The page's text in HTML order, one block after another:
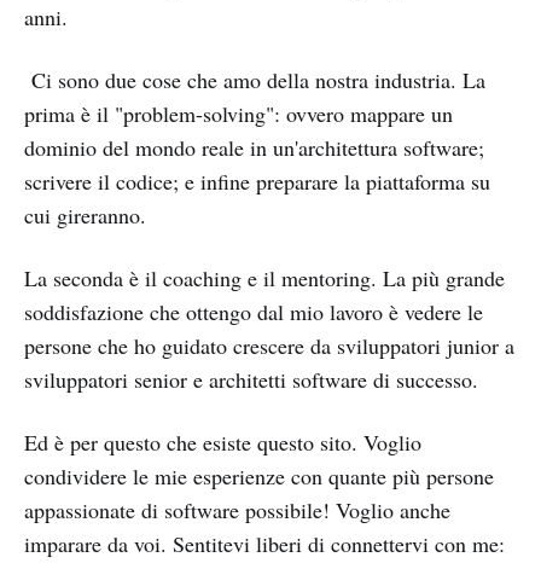
anni.
Ci sono due cose che amo della nostra industria. La
prima è il "problem-solving": ovvero mappare un
dominio del mondo reale in un'architettura software;
scrivere il codice; e infine preparare la piattaforma su
cui gireranno.
La seconda è il coaching e il mentoring. La più grande
soddisfazione che ottengo dal mio lavoro è vedere le
persone che ho guidato crescere da sviluppatori junior a
sviluppatori senior e architetti software di successo.
Ed è per questo che esiste questo sito. Voglio
condividere le mie esperienze con quante più persone
appassionate di software possibile! Voglio anche
imparare da voi. Sentitevi liberi di connettervi con me: